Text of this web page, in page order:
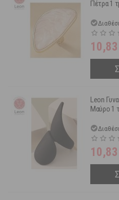
Πέτρα 1
10,83
Leon
Μαύρο 1
10,83